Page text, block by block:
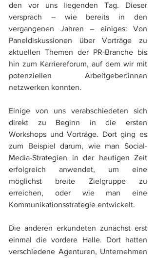
den vor uns liegenden Tag. Dieser
versprach – wie bereits in den
vergangenen Jahren – einiges: Von
Paneldiskussionen über Vorträge zu
aktuellen Themen der PR-Branche bis
hin zum Karriereforum, auf dem wir mit
potenziellen Arbeitgeber:innen
netzwerken konnten.
Einige von uns verabschiedeten sich
direkt zu Beginn in die ersten
Workshops und Vorträge. Dort ging es
zum Beispiel darum, wie man Social-
Media-Strategien in der heutigen Zeit
erfolgreich anwendet, um eine
möglichst breite Zielgruppe zu
erreichen, oder wie man eine
Kommunikationsstrategie entwickelt.
Die anderen erkundeten zunächst erst
einmal die vordere Halle. Dort hatten
verschiedene Agenturen, Unternehmen